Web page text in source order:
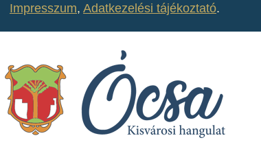
Impresszum, Adatkezelési tájékoztató.